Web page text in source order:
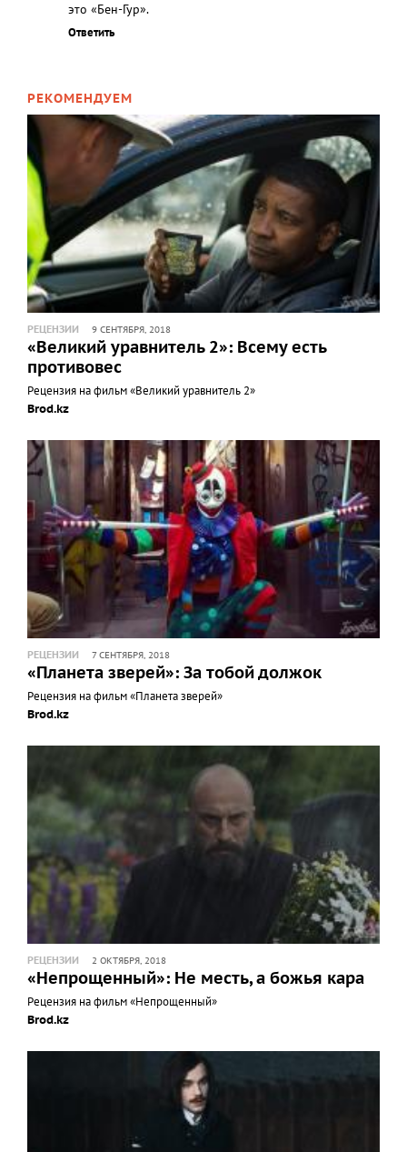
это «Бен-Гур».
Ответить
РЕКОМЕНДУЕМ
РЕЦЕНЗИИ 9 СЕНТЯБРЯ, 2018
«Великий уравнитель 2»: Всему есть
противовес
Рецензия на фильм «Великий уравнитель 2»
Brod.kz
РЕЦЕНЗИИ 7 СЕНТЯБРЯ, 2018
«Планета зверей»: За тобой должок
Рецензия на фильм «Планета зверей»
Brod.kz
РЕЦЕНЗИИ 2 ОКТЯБРЯ, 2018
«Непрощенный»: Не месть, а божья кара
Рецензия на фильм «Непрощенный»
Brod.kz